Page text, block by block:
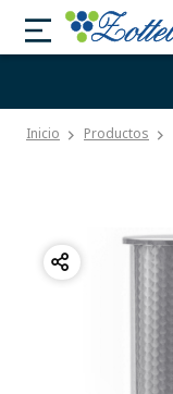
Inicio Productos